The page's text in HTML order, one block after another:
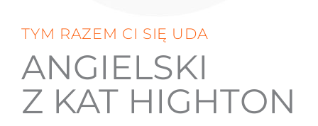
TYM RAZEM CI SIĘ UDA
ANGIELSKI
Z KAT HIGHTON